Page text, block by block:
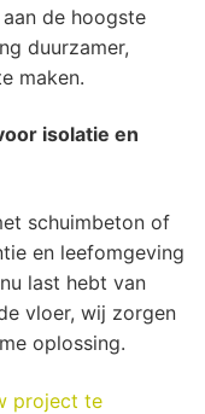
de hoogste
duurzamer,
maken.
isolatie en
schuimbeton of
en leefomgeving
last hebt van
vloer, wij zorgen
oplossing.
project te